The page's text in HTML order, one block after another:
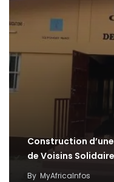
Construction
de Voisins
By MyAfricaInfos